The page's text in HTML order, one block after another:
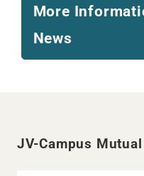
More
News
JV-Campus